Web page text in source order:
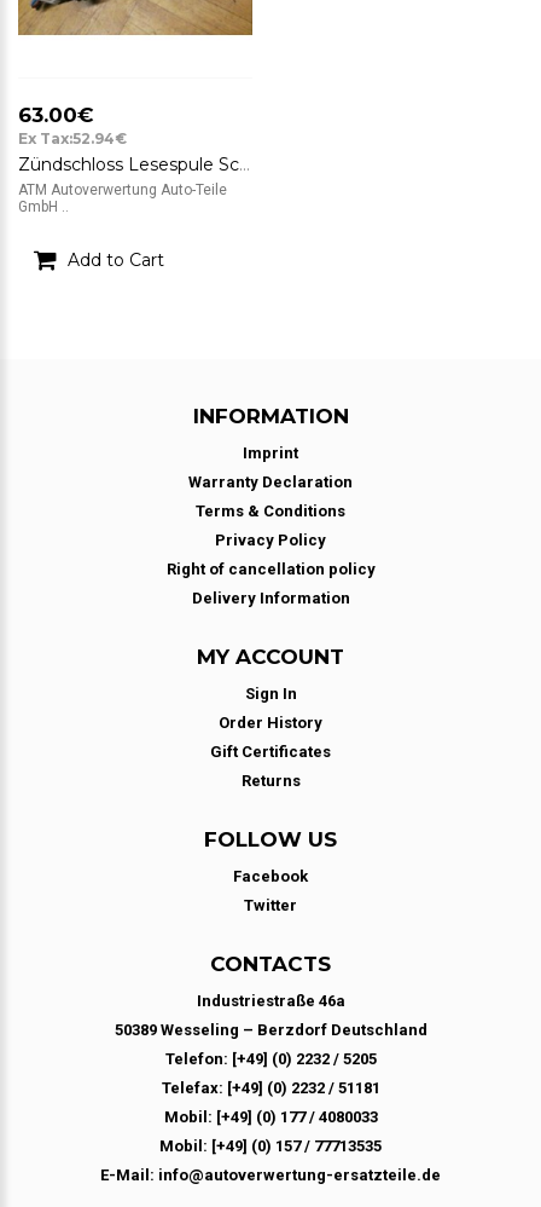
63.00€
Ex Tax:52.94€
Zündschloss Lesespule Schlüssel x 2 Stück Mazda 6 GJ6A 66 938A
ATM Autoverwertung Auto-Teile
GmbH ..
Add to Cart
INFORMATION
Imprint
Warranty Declaration
Terms & Conditions
Privacy Policy
Right of cancellation policy
Delivery Information
MY ACCOUNT
Sign In
Order History
Gift Certificates
Returns
FOLLOW US
Facebook
Twitter
CONTACTS
Industriestraße 46a
50389 Wesseling – Berzdorf Deutschland
Telefon: [+49] (0) 2232 / 5205
Telefax: [+49] (0) 2232 / 51181
Mobil: [+49] (0) 177 / 4080033
Mobil: [+49] (0) 157 / 77713535
E-Mail: info@autoverwertung-ersatzteile.de